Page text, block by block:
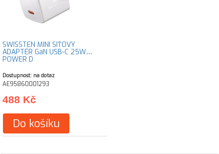
SWISSTEN MINI SÍŤOVÝ
ADAPTÉR GaN USB-C 25W
POWER D
Dostupnost: na dotaz
AE95860001293
488 Kč
Do košíku